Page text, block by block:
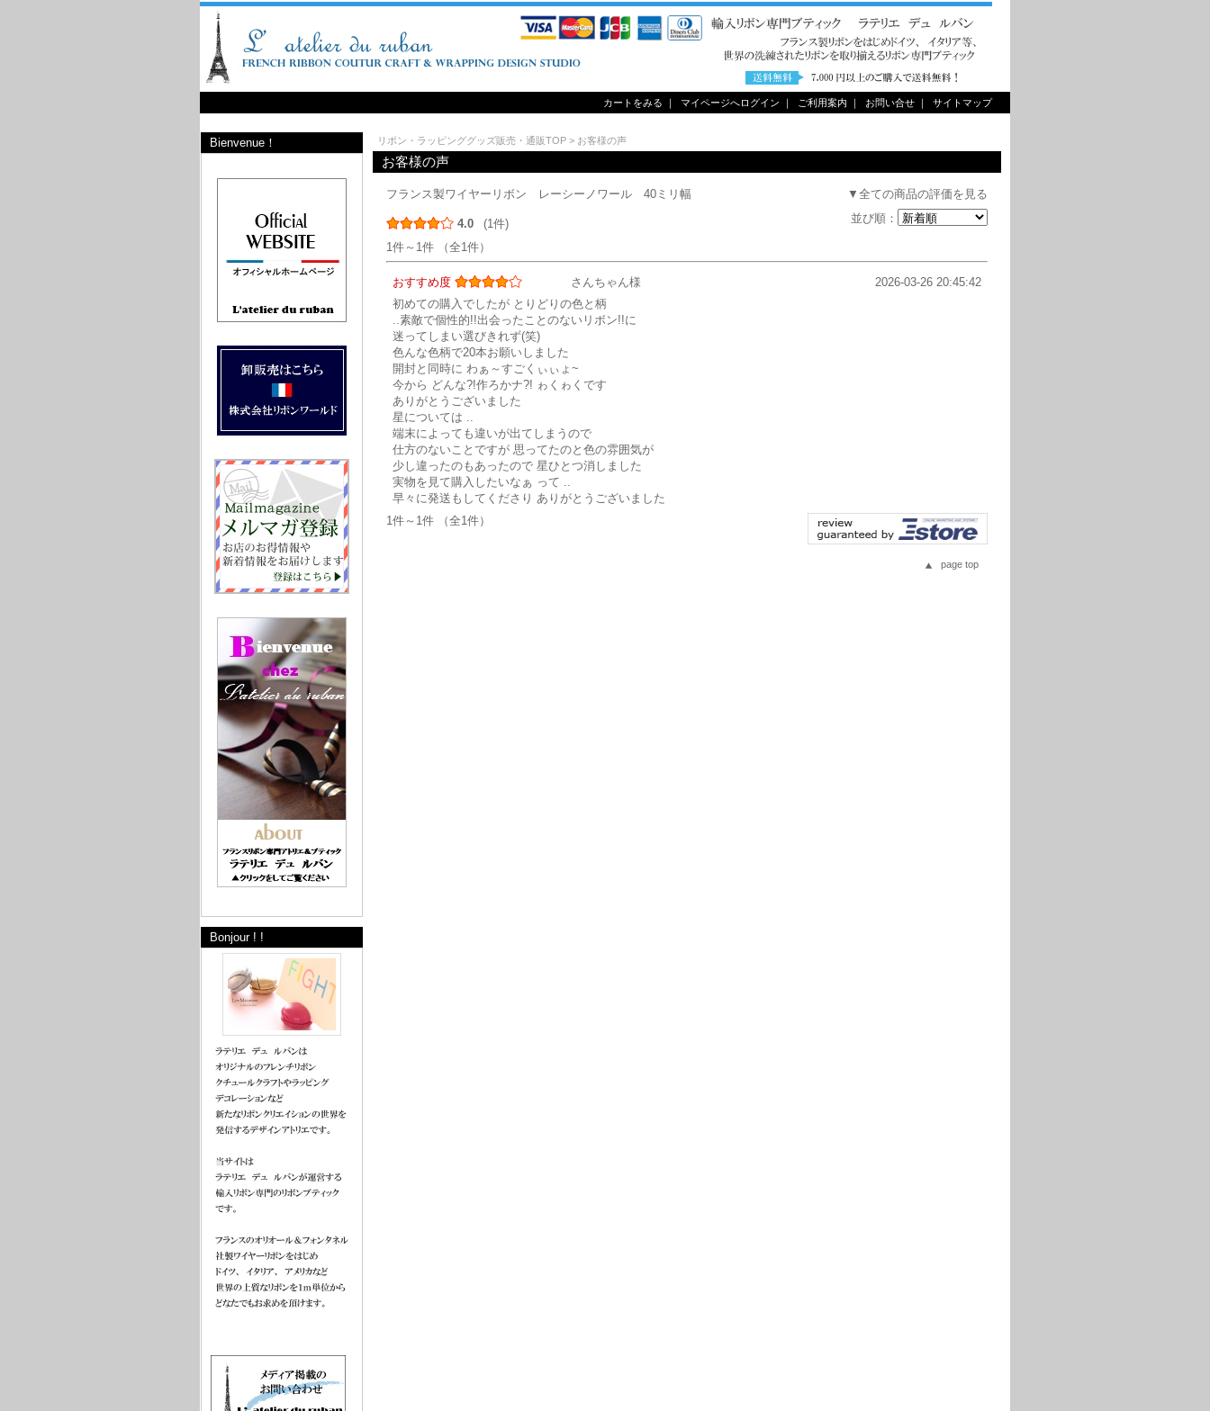
カートをみる ｜ マイページへログイン ｜ ご利用案内 ｜ お問い合せ ｜ サイトマップ
Bienvenue！
Bonjour ! !
リボン・ラッピンググッズ販売・通販TOP > お客様の声
お客様の声
フランス製ワイヤーリボン レーシーノワール 40ミリ幅 ▼全ての商品の評価を見る
4.0 (1件) 並び順：
1件～1件 （全1件）
おすすめ度 さんちゃん様
2026-03-26 20:45:42
初めての購入でしたが とりどりの色と柄
..素敵で個性的!!出会ったことのないリボン!!に
迷ってしまい選びきれず(笑)
色んな色柄で20本お願いしました
開封と同時に わぁ～すごくぃぃょ~
今から どんな?!作ろかナ?! ゎくゎくです
ありがとうございました
星については ..
端末によっても違いが出てしまうので
仕方のないことですが 思ってたのと色の雰囲気が
少し違ったのもあったので 星ひとつ消しました
実物を見て購入したいなぁ って ..
早々に発送もしてくださり ありがとうございました
1件～1件 （全1件）
page top